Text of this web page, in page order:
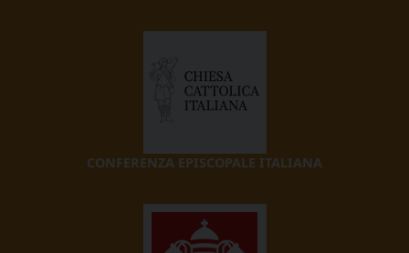
CONFERENZA EPISCOPALE ITALIANA